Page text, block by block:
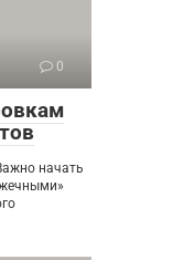
0
начать